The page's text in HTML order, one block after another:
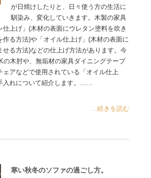
が日焼けしたりと、日々使う方の生活に
馴染み、変化していきます。木製の家具
仕上げ」(木材の表面にウレタン塗料を吹き
作る方法)や「オイル仕上げ」(木材の表面に
せる方法)などの仕上げ方法があります。今
の木肘や、無垢材の家具ダイニングテーブ
ェアなどで使用されている「オイル仕上
入れについて紹介します。……
...続きを読む
寒い秋冬のソファの過ごし方。